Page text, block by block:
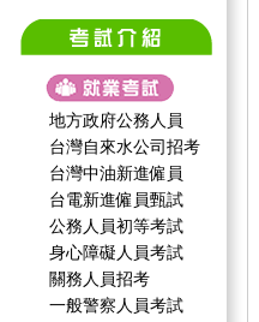
地方政府公務人員
台灣自來水公司招考
台灣中油新進僱員
台電新進僱員甄試
公務人員初等考試
身心障礙人員考試
關務人員招考
一般警察人員考試